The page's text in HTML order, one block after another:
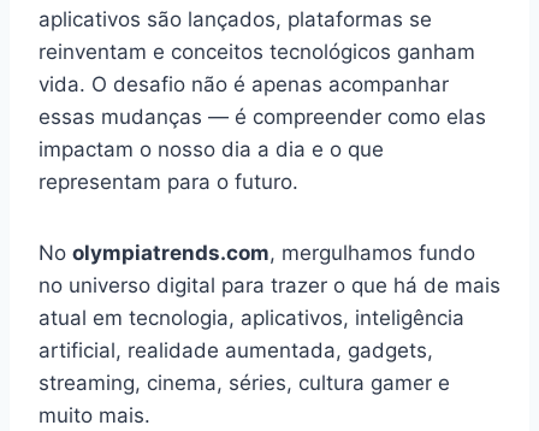
aplicativos são lançados, plataformas se
reinventam e conceitos tecnológicos ganham
vida. O desafio não é apenas acompanhar
essas mudanças — é compreender como elas
impactam o nosso dia a dia e o que
representam para o futuro.
No olympiatrends.com, mergulhamos fundo
no universo digital para trazer o que há de mais
atual em tecnologia, aplicativos, inteligência
artificial, realidade aumentada, gadgets,
streaming, cinema, séries, cultura gamer e
muito mais.